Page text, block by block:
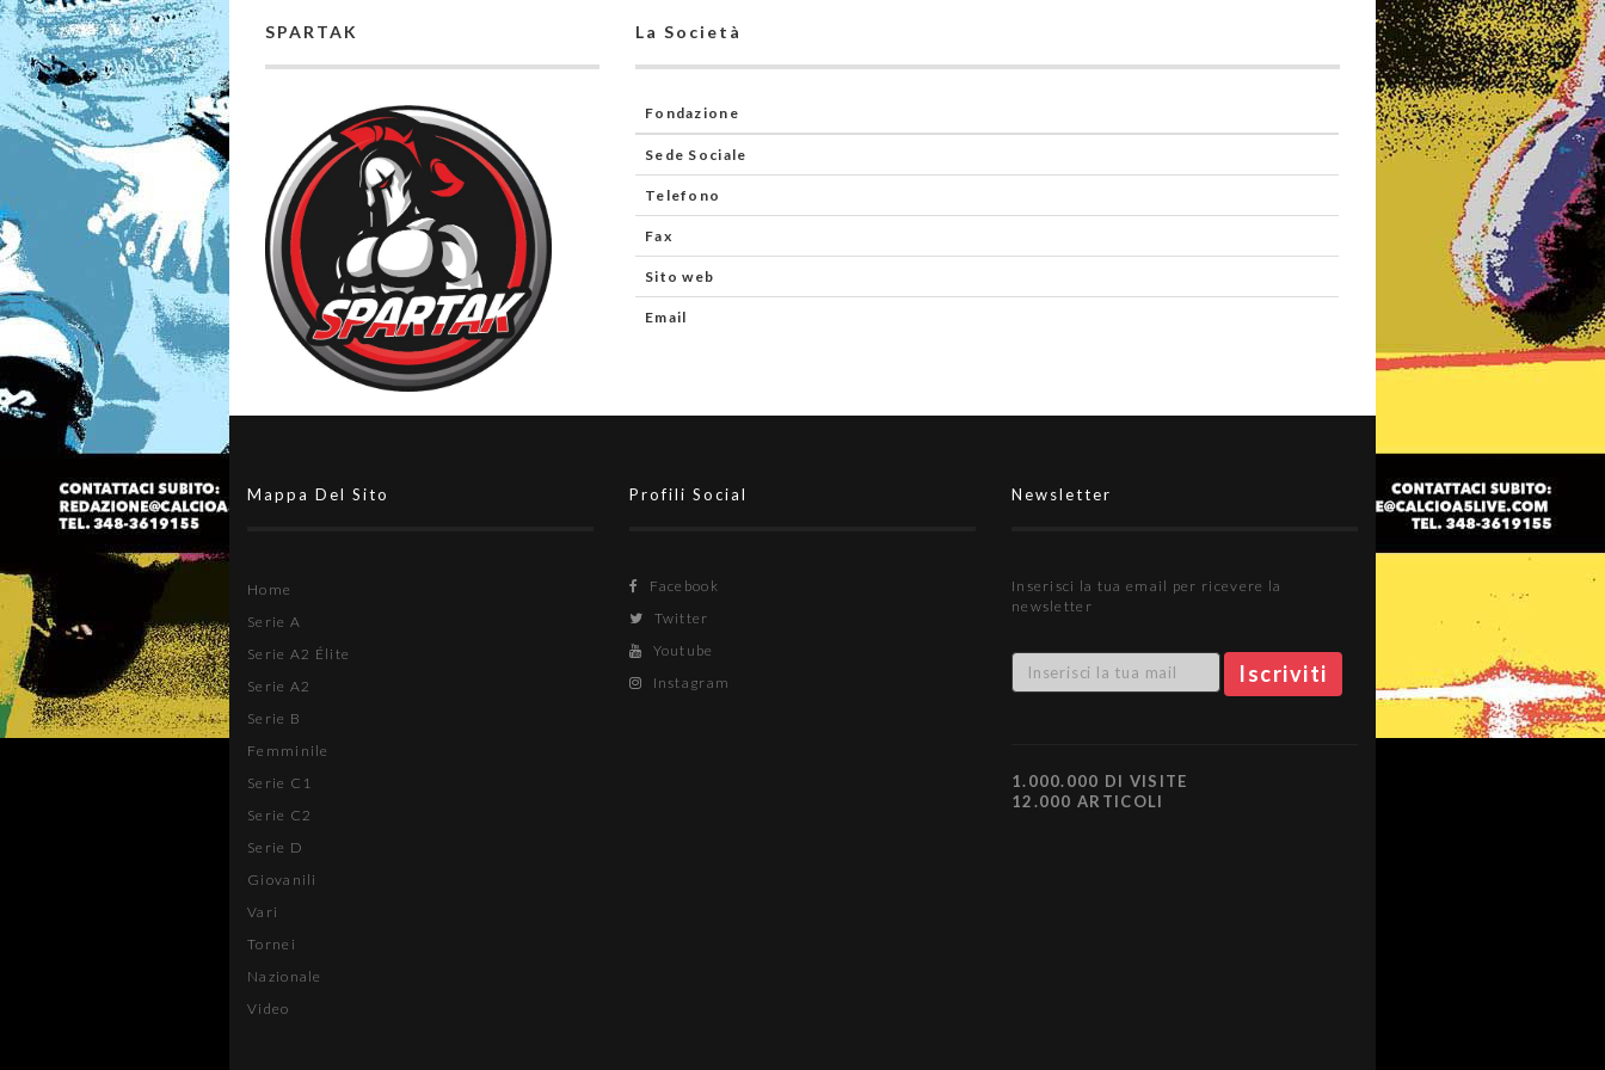
SPARTAK La Società
Fondazione
Sede Sociale
Telefono
Fax
Sito web
Email
Mappa Del Sito
Home
Serie A
Serie A2 Élite
Serie A2
Serie B
Femminile
Serie C1
Serie C2
Serie D
Giovanili
Vari
Tornei
Nazionale
Video
Profili Social
Facebook
Twitter
Youtube
Instagram
Newsletter
Inserisci la tua email per ricevere la
newsletter
1.000.000 DI VISITE
12.000 ARTICOLI